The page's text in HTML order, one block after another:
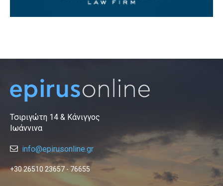
Τσιριγώτη 14 & Κάνιγγος
Ιωάννινα
info@epirusonline.gr
+30 26510 23657 - 76655